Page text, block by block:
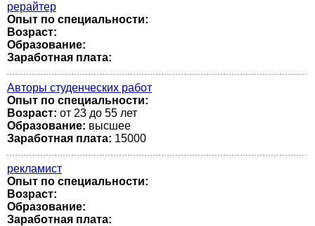
рерайтер
Опыт по специальности:
Возраст:
Образование:
Заработная плата:
Авторы студенческих работ
Опыт по специальности:
Возраст: от 23 до 55 лет
Образование: высшее
Заработная плата: 15000
рекламист
Опыт по специальности:
Возраст:
Образование:
Заработная плата: